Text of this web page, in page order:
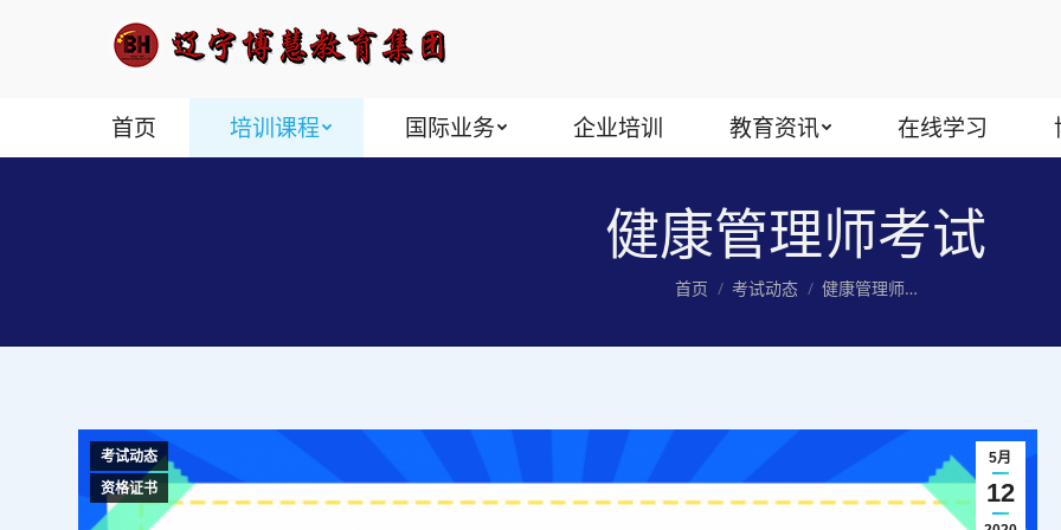
首页 培训课程 国际业务 企业培训 教育资讯 在线学习
健康管理师考试
您在这里：
首页 考试动态 健康管理师…
5月
12
考试动态
资格证书